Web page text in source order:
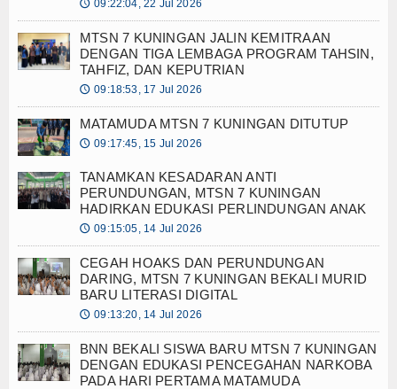
🕔 09:22:04, 22 Jul 2026
MTSN 7 KUNINGAN JALIN KEMITRAAN
DENGAN TIGA LEMBAGA PROGRAM TAHSIN,
TAHFIZ, DAN KEPUTRIAN
🕔 09:18:53, 17 Jul 2026
MATAMUDA MTSN 7 KUNINGAN DITUTUP
🕔 09:17:45, 15 Jul 2026
TANAMKAN KESADARAN ANTI
PERUNDUNGAN, MTSN 7 KUNINGAN
HADIRKAN EDUKASI PERLINDUNGAN ANAK
🕔 09:15:05, 14 Jul 2026
CEGAH HOAKS DAN PERUNDUNGAN
DARING, MTSN 7 KUNINGAN BEKALI MURID
BARU LITERASI DIGITAL
🕔 09:13:20, 14 Jul 2026
BNN BEKALI SISWA BARU MTSN 7 KUNINGAN
DENGAN EDUKASI PENCEGAHAN NARKOBA
PADA HARI PERTAMA MATAMUDA